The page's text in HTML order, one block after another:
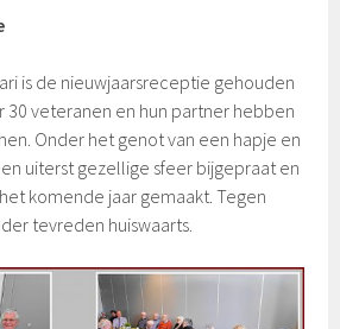
is de nieuwjaarsreceptie gehouden
30 veteranen en hun partner hebben
Onder het genot van een hapje en
uiterst gezellige sfeer bijgepraat en
komende jaar gemaakt. Tegen
tevreden huiswaarts.